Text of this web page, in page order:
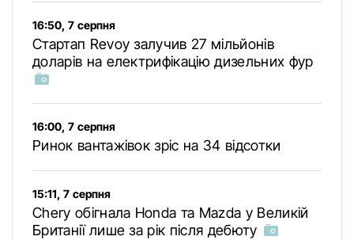
16:50, 7 серпня
Стартап Revoy залучив 27 мільйонів
доларів на електрифікацію дизельних фур
16:00, 7 серпня
Ринок вантажівок зріс на 34 відсотки
15:11, 7 серпня
Chery обігнала Honda та Mazda у Великій
Британії лише за рік після дебюту